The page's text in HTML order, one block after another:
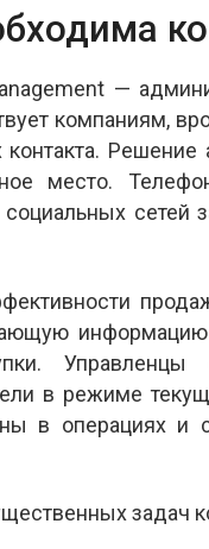
—
компаниям,
Решение
место.
сетей
Управленцы
в режиме
в операциях и
задач